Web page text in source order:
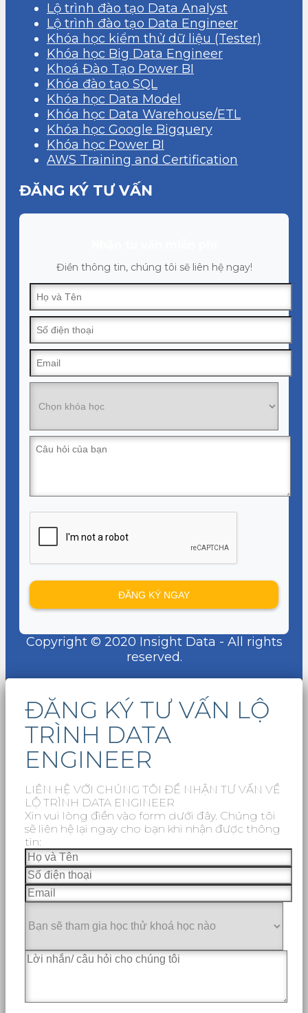
Lộ trình đào tạo Data Analyst
Lộ trình đào tạo Data Engineer
Khóa học kiểm thử dữ liệu (Tester)
Khóa học Big Data Engineer
Khoá Đào Tạo Power BI
Khóa đào tạo SQL
Khóa học Data Model
Khóa học Data Warehouse/ETL
Khóa học Google Bigquery
Khóa học Power BI
AWS Training and Certification
ĐĂNG KÝ TƯ VẤN
Điền thông tin, chúng tôi sẽ liên hệ ngay!
Copyright © 2020 Insight Data - All rights
reserved.
ĐĂNG KÝ TƯ VẤN LỘ
TRÌNH DATA
ENGINEER
LIÊN HỆ VỚI CHÚNG TÔI ĐỂ NHẬN TƯ VẤN VỀ
LỘ TRÌNH DATA ENGINEER
Xin vui lòng điền vào form dưới đây. Chúng tôi
sẽ liên hệ lại ngay cho bạn khi nhận được thông
tin: